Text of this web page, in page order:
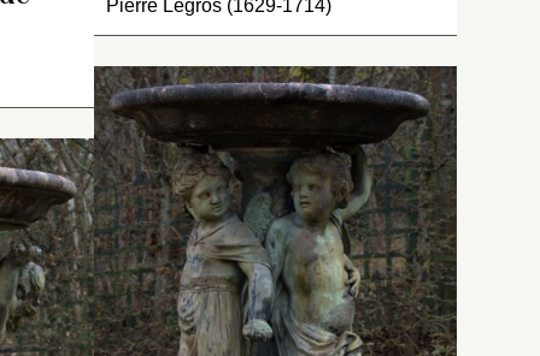
« Deux
fille
orné de
Inventaire de 1707 : « Deux
grouppes semblables de
trois enfans autour d’un
tronc d’arbre, entouré d’une
Pierre Legros (1629-1714)